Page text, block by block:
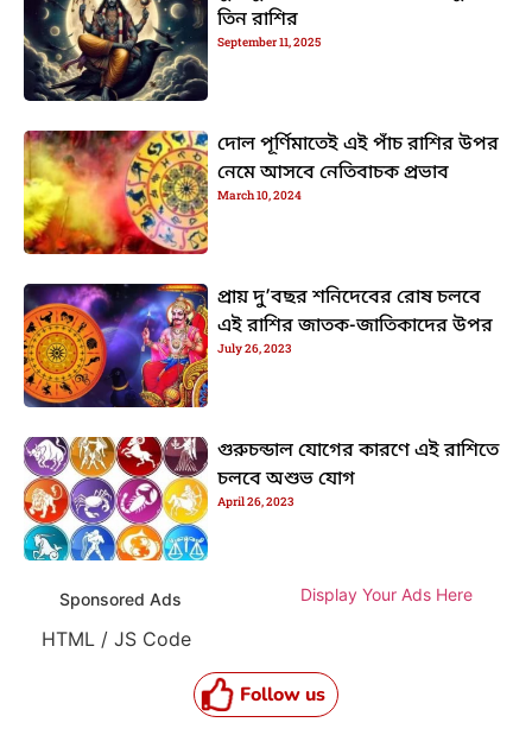
তিন রাশির
September 11, 2025
দোল পূর্ণিমাতেই এই পাঁচ রাশির উপর
নেমে আসবে নেতিবাচক প্রভাব
March 10, 2024
প্রায় দু’বছর শনিদেবের রোষ চলবে
এই রাশির জাতক-জাতিকাদের উপর
July 26, 2023
গুরুচন্ডাল যোগের কারণে এই রাশিতে
চলবে অশুভ যোগ
April 26, 2023
Sponsored Ads Display Your Ads Here
HTML / JS Code
Follow us